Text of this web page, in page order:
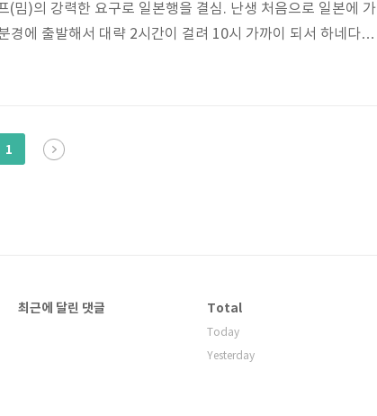
밈)의 강력한 요구로 일본행을 결심. 난생 처음으로 일본에 가
에 출발해서 대략 2시간이 걸려 10시 가까이 되서 하네다 공
많이. 일단은 실내에서 이동하기 때문에 상관이 없었지만 무
1
최근에 달린 댓글 Total
Today
Yesterday